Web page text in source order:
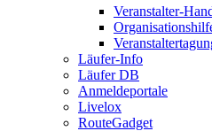
Veranstalter-
Läufer-Info
Läufer DB
Anmeldeportale
Livelox
RouteGadget